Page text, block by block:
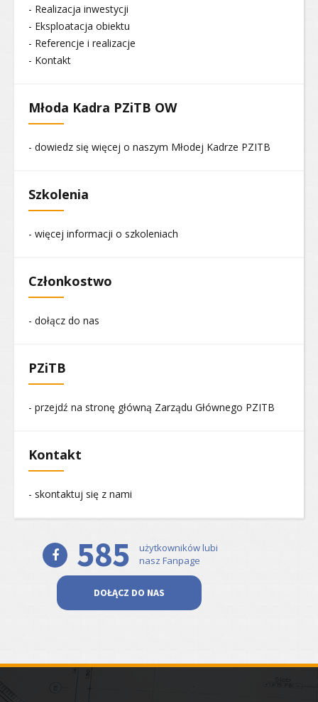
- Realizacja inwestycji
- Eksploatacja obiektu
- Referencje i realizacje
- Kontakt
Młoda Kadra PZiTB OW
- dowiedz się więcej o naszym Młodej Kadrze PZITB
Szkolenia
- więcej informacji o szkoleniach
Członkostwo
- dołącz do nas
PZiTB
- przejdź na stronę główną Zarządu Głównego PZITB
Kontakt
- skontaktuj się z nami
585
użytkowników lubi
nasz Fanpage
DOŁĄCZ DO NAS